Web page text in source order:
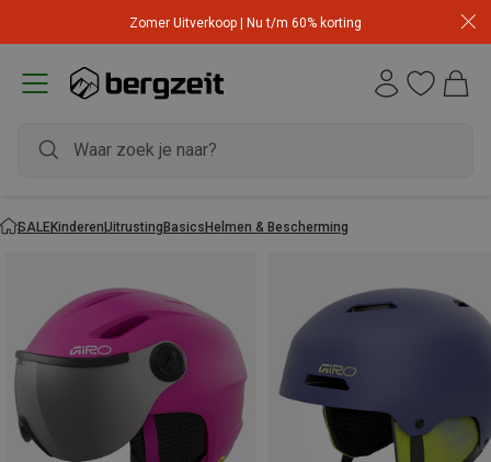
Zomer Uitverkoop | Nu t/m 60% korting
SALEKinderenUitrustingBasicsHelmen & Bescherming